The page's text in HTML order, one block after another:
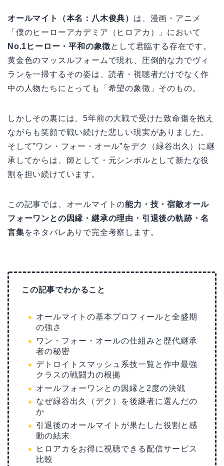
オールマイト（本名：八木俊典） は、漫画・アニメ
「僕のヒーローアカデミア（ヒロアカ）」において
No.1ヒーロー・平和の象徴として君臨する存在です。
黄金色のマッスルフォームで現れ、圧倒的な力でヴィ
ランを一掃するその姿は、読者・視聴者だけでなく作
中の人物たちにとっても「希望の象徴」そのもの。
しかしその裏には、5年前の大戦で受けた致命傷を抱え
ながらも笑顔で戦い続けた悲しい現実がありました。
そして”ワン・フォー・オール”をデク（緑谷出久）に継
承してからは、師として・元シンボルとして新たな役
割を担い続けています。
この記事では、オールマイトの能力・技・宿敵オール
フォーワンとの因縁・継承の理由・引退後の軌跡・名
言集をネタバレありで完全考察します。
この記事でわかること
オールマイトの基本プロフィールと全盛期
の強さ
ワン・フォー・オールの仕組みと歴代継承
者の秘密
デトロイトスマッシュ系技一覧と作中最強
クラスの戦闘力の根拠
オールフォーワンとの因縁と2度の決戦
なぜ緑谷出久（デク）を後継者に選んだの
か
引退後のオールマイトが果たした役割と感
動の結末
ヒロアカをお得に視聴できる配信サービス
比較